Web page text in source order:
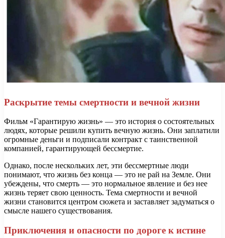
Раскрытие темы смертности и вечной жизни
Фильм «Гарантирую жизнь» — это история о состоятельных
людях, которые решили купить вечную жизнь. Они заплатили
огромные деньги и подписали контракт с таинственной
компанией, гарантирующей бессмертие.
Однако, после нескольких лет, эти бессмертные люди
понимают, что жизнь без конца — это не рай на Земле. Они
убеждены, что смерть — это нормальное явление и без нее
жизнь теряет свою ценность. Тема смертности и вечной
жизни становится центром сюжета и заставляет задуматься о
смысле нашего существования.
Приключения и опасности по дороге к истине